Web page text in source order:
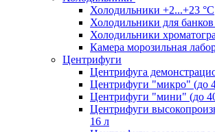
Холодильники +2...+23 °С
Холодильники для
Холодильники
Камера морозильная
Центрифуги
Центрифуга
Центрифуги "микро" (до
Центрифуги "мини" (до
Центрифуги
16 л